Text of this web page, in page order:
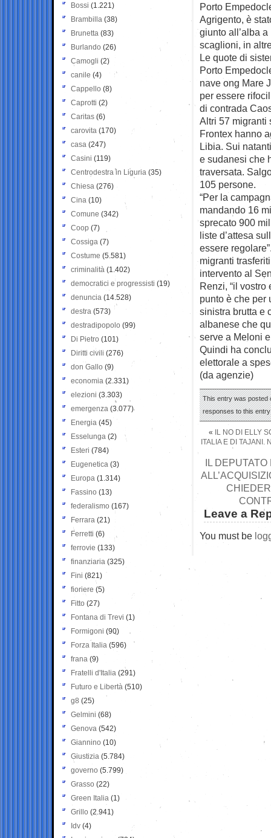
Porto
Agrigento, è
giunto all’alba
scaglioni, in
Le quote di
Porto
nave ong Mare
per essere
di contrada
Altri 57 migranti
Frontex hanno
Libia. Sui
e sudanesi che
traversata.
105 persone.
“Per la
mandando 16
sprecato 900
liste d’attesa
essere
migranti
intervento al
Renzi, “il
punto è che per
sinistra brutta e
albanese che
serve a Meloni e
Quindi ha
elettorale a
(da agenzie)
This entry was posted
responses to this
«
IL NO DI ELLY
ITALIA E DI TAJANI.
IL
Leave a
You must be
Bossi (1.221)
Brambilla (38)
Brunetta (83)
Burlando (26)
Camogli (2)
canile (4)
Cappello (8)
Caprotti (2)
Caritas (6)
carovita (170)
casa (247)
Casini (119)
Centrodestra in Liguria (35)
Chiesa (276)
Cina (10)
Comune (342)
Coop (7)
Cossiga (7)
Costume (5.581)
criminalità (1.402)
democratici e progressisti (19)
denuncia (14.528)
destra (573)
destradipopolo (99)
Di Pietro (101)
Diritti civili (276)
don Gallo (9)
economia (2.331)
elezioni (3.303)
emergenza (3.077)
Energia (45)
Esselunga (2)
Esteri (784)
Eugenetica (3)
Europa (1.314)
Fassino (13)
federalismo (167)
Ferrara (21)
Ferretti (6)
ferrovie (133)
finanziaria (325)
Fini (821)
fioriere (5)
Fitto (27)
Fontana di Trevi (1)
Formigoni (90)
Forza Italia (596)
frana (9)
Fratelli d'Italia (291)
Futuro e Libertà (510)
g8 (25)
Gelmini (68)
Genova (542)
Giannino (10)
Giustizia (5.784)
governo (5.799)
Grasso (22)
Green Italia (1)
Grillo (2.941)
Idv (4)